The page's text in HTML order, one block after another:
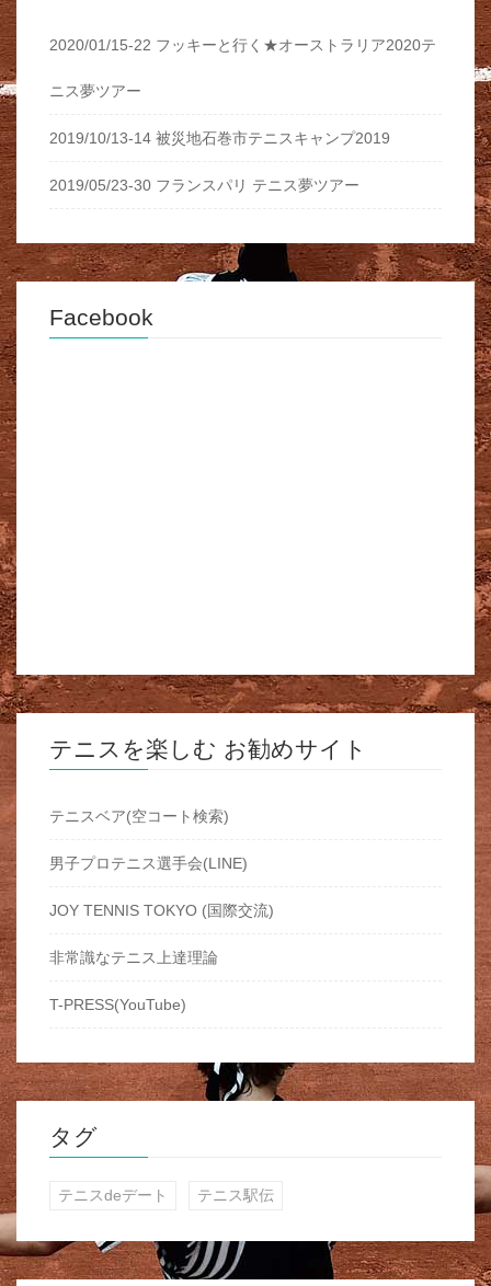
2020/01/15-22 フッキーと行く★オーストラリア2020テ
ニス夢ツアー
2019/10/13-14 被災地石巻市テニスキャンプ2019
2019/05/23-30 フランスパリ テニス夢ツアー
Facebook
テニスを楽しむ お勧めサイト
テニスベア(空コート検索)
男子プロテニス選手会(LINE)
JOY TENNIS TOKYO (国際交流)
非常識なテニス上達理論
T-PRESS(YouTube)
タグ
テニスdeデート テニス駅伝